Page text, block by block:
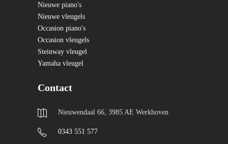
Nieuwe piano's
Nieuwe vleugels
Occasion piano's
Occasion vleugels
Steinway vleugel
Yamaha vleugel
Contact
Nieuwendaal 66, 3985 AE Werkhoven
0343 551 577